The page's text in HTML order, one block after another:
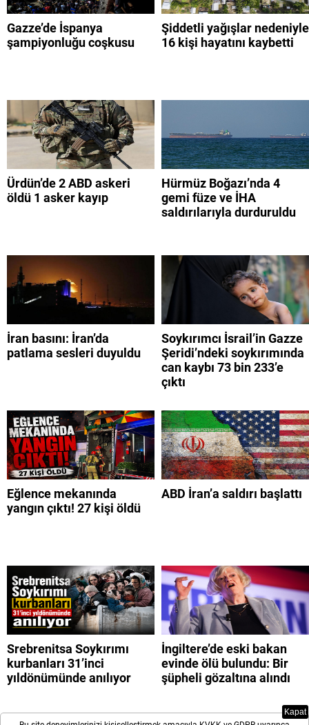
Gazze’de İspanya
şampiyonluğu coşkusu
Şiddetli yağışlar nedeniyle
16 kişi hayatını kaybetti
Ürdün’de 2 ABD askeri
öldü 1 asker kayıp
Hürmüz Boğazı’nda 4
gemi füze ve İHA
saldırılarıyla durduruldu
İran basını: İran’da
patlama sesleri duyuldu
Soykırımcı İsrail’in Gazze
Şeridi’ndeki soykırımında
can kaybı 73 bin 233’e
çıktı
Eğlence mekanında
yangın çıktı! 27 kişi öldü
ABD İran’a saldırı başlattı
Srebrenitsa Soykırımı
kurbanları 31’inci
yıldönümünde anılıyor
İngiltere’de eski bakan
evinde ölü bulundu: Bir
şüpheli gözaltına alındı
Kapat